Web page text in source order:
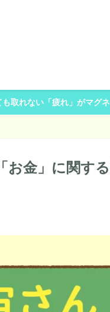
取れない「疲れ」がマグ
お金」に関す